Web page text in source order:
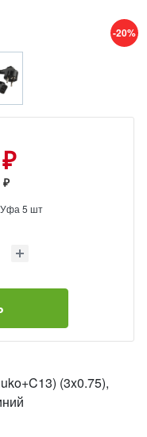
-20%
₽
Уфа 5 шт
(3x0.75),